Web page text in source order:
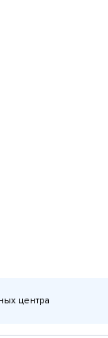
центра